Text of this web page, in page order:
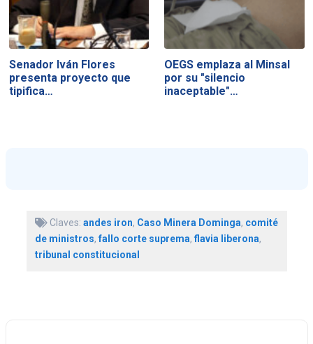
Senador Iván Flores
presenta proyecto que
tipifica…
OEGS emplaza al Minsal
por su "silencio
inaceptable"…
Claves: andes iron, Caso Minera Dominga, comité
de ministros,fallo corte suprema,flavia liberona,
tribunal constitucional